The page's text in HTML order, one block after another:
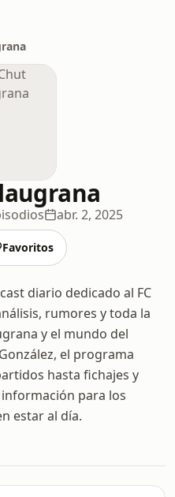
abr. 2, 2025
Favoritos
diario dedicado al FC
rumores y toda la
y el mundo del
el programa
hasta fichajes y
para los
estar al día.